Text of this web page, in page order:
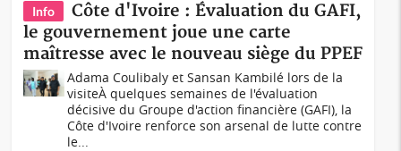
Info
Côte d'Ivoire : Évaluation du GAFI,
le gouvernement joue une carte
maîtresse avec le nouveau siège du PPEF
Adama Coulibaly et Sansan Kambilé lors de la
visiteÀ quelques semaines de l'évaluation
décisive du Groupe d'action financière (GAFI), la
Côte d'Ivoire renforce son arsenal de lutte contre
le...